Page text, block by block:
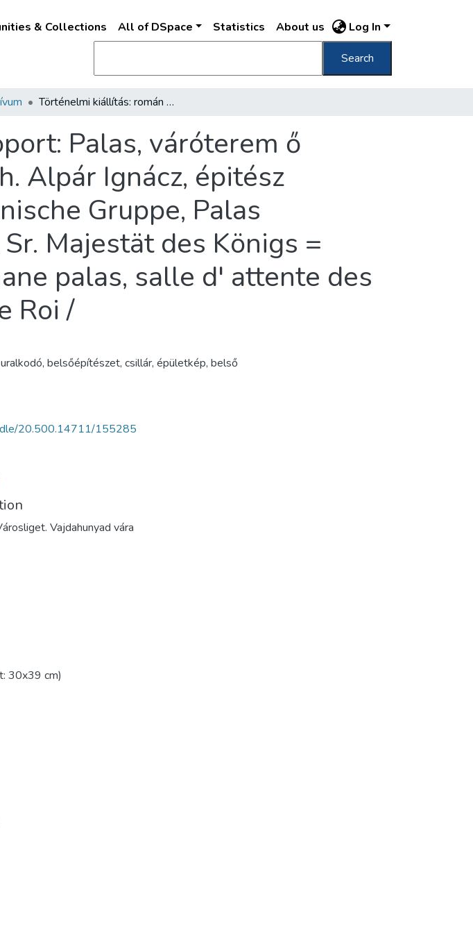
& Collections All of DSpace Statistics About us Log In
Search
Történelmi kiállítás: román csoport: Palas, váróterem ő felsége a király szobáihoz, Arch. Alpár Ignácz, épitész Historische Ausstellung: romanische Gruppe, Palas Wartesaal zu den Gemächern, Sr. Majestät des Königs = Section Historique : grope romane palas, salle d' attente des appartements de Sa Majesté le Roi /
Palas, váróterem ő
Alpár Ignácz, épitész
Gruppe, Palas
Majestät des Königs =
palas, salle d' attente des
Roi /
uralkodó, belsőépítészet, csillár, épületkép, belső
20.500.14711/155285
Vajdahunyad vára
30x39 cm)